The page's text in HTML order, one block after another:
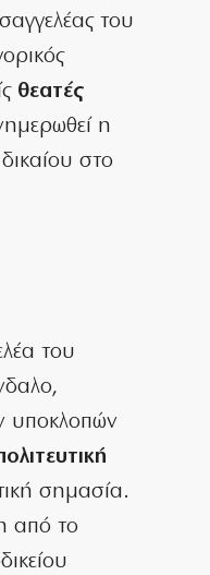
του
θεατές
η
στο
του
υποκλοπών
σημασία.
από το